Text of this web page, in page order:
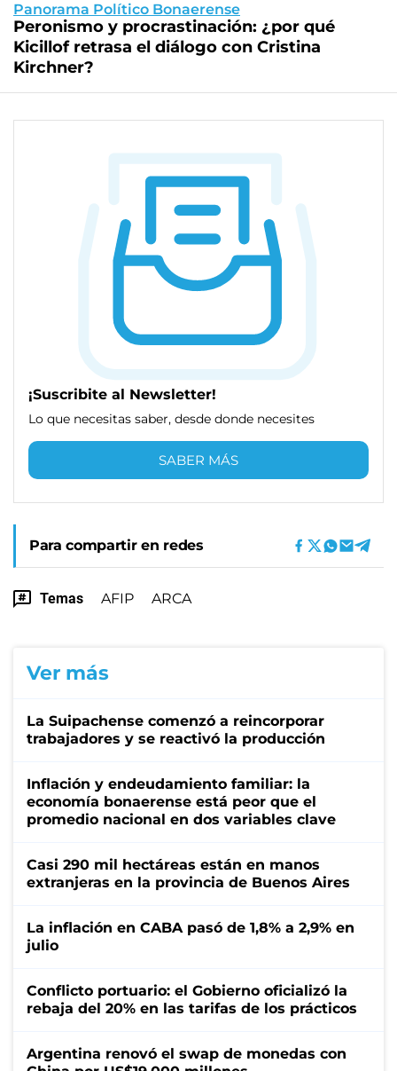
Panorama Político Bonaerense
Peronismo y procrastinación: ¿por qué
Kicillof retrasa el diálogo con Cristina
Kirchner?
¡Suscribite al Newsletter!
Lo que necesitas saber, desde donde necesites
SABER MÁS
Para compartir en redes
Temas AFIP ARCA
Ver más
La Suipachense comenzó a reincorporar
trabajadores y se reactivó la producción
Inflación y endeudamiento familiar: la
economía bonaerense está peor que el
promedio nacional en dos variables clave
Casi 290 mil hectáreas están en manos
extranjeras en la provincia de Buenos Aires
La inflación en CABA pasó de 1,8% a 2,9% en
julio
Conflicto portuario: el Gobierno oficializó la
rebaja del 20% en las tarifas de los prácticos
Argentina renovó el swap de monedas con